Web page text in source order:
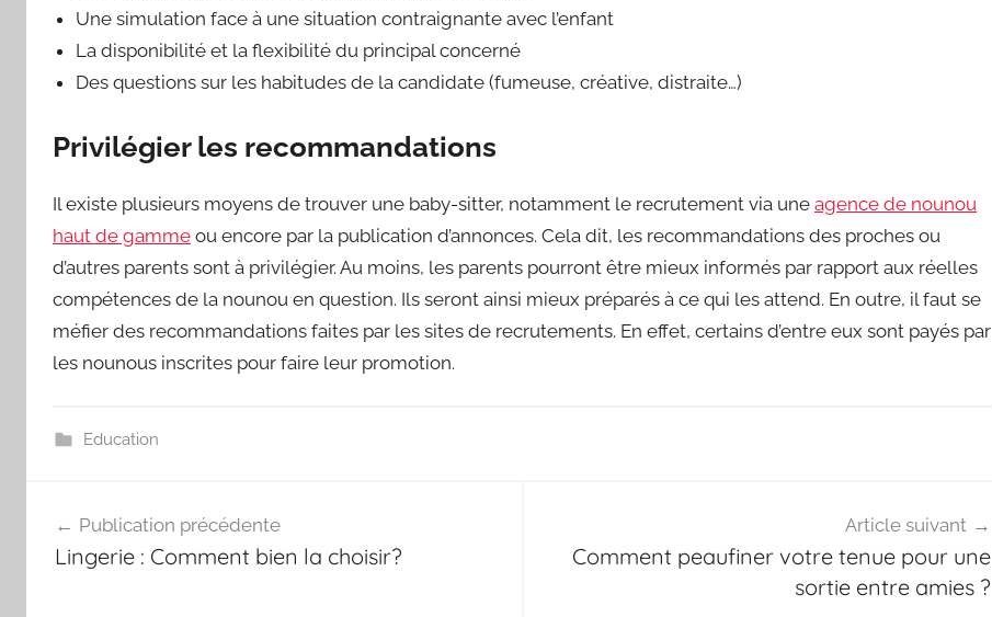
Une simulation face à une situation contraignante avec l’enfant
La disponibilité et la flexibilité du principal concerné
Des questions sur les habitudes de la candidate (fumeuse, créative, distraite…)
Privilégier les recommandations
Il existe plusieurs moyens de trouver une baby-sitter, notamment le recrutement via une agence de nounou
haut de gamme ou encore par la publication d’annonces. Cela dit, les recommandations des proches ou
d’autres parents sont à privilégier. Au moins, les parents pourront être mieux informés par rapport aux réelles
compétences de la nounou en question. Ils seront ainsi mieux préparés à ce qui les attend. En outre, il faut se
méfier des recommandations faites par les sites de recrutements. En effet, certains d’entre eux sont payés par
les nounous inscrites pour faire leur promotion.
Education
de
l’article
Publication précédente
Lingerie : Comment bien la choisir?
Article suivant
Comment peaufiner votre tenue pour une
sortie entre amies ?